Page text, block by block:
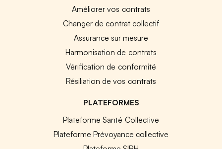
Améliorer vos contrats
Changer de contrat collectif
Assurance sur mesure
Harmonisation de contrats
Vérification de conformité
Résiliation de vos contrats
PLATEFORMES
Plateforme Santé Collective
Plateforme Prévoyance collective